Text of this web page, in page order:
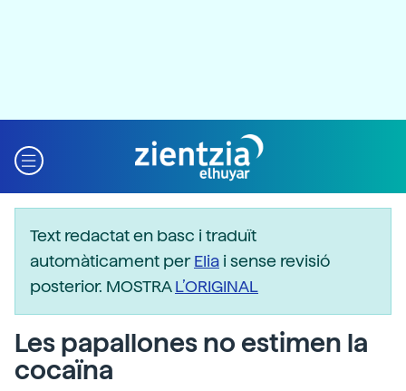
Text redactat en basc i traduït
automàticament perElia i sense revisió
posterior. MOSTRAL’ORIGINAL
Les papallones no estimen la
cocaïna